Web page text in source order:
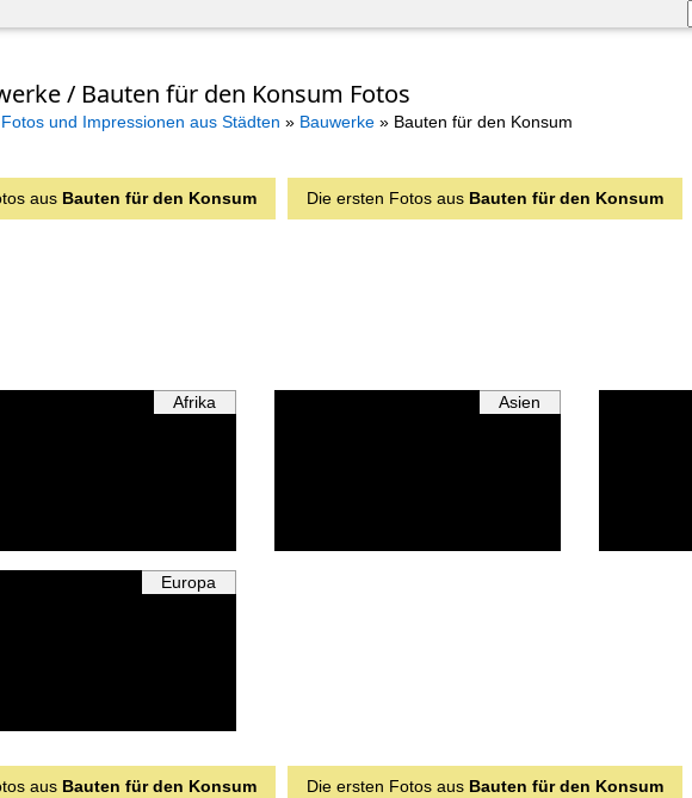
/ Bauten für den Konsum Fotos
und Impressionen aus Städten » Bauwerke» Bauten für den Konsum
aus Bauten für den Konsum Die ersten Fotos aus Bauten für den Konsum
Afrika Asien
Europa
aus Bauten für den Konsum Die ersten Fotos aus Bauten für den Konsum